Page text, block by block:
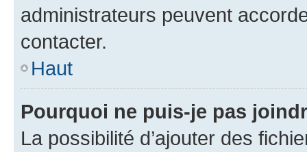
administrateurs peuvent
contacter.
Haut
Pourquoi ne puis-je pas
La possibilité d’ajouter des